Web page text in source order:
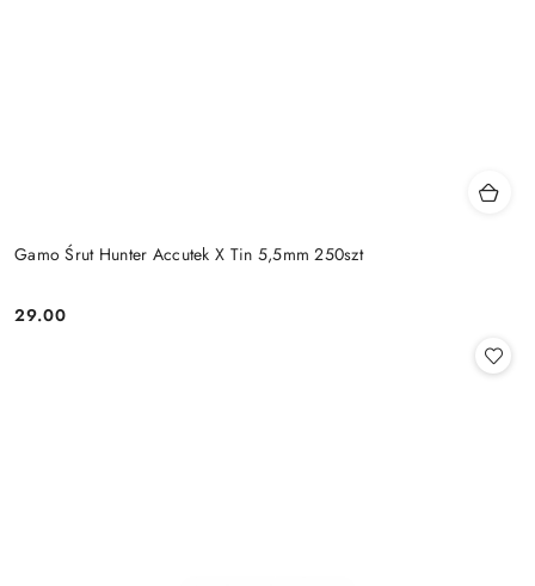
Gamo Śrut Hunter Accutek X Tin 5,5mm 250szt
Cena:
29.00